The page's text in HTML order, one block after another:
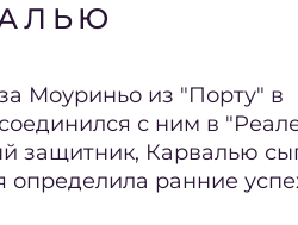
Моуриньо из "Порту" в
с ним в
защитник, Карвалью
определила ранние